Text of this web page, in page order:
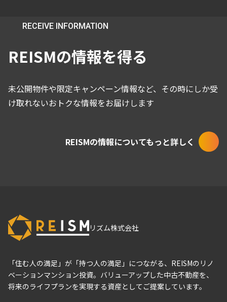
RECEIVE INFORMATION
REISMの情報を得る
未公開物件や限定キャンペーン情報など、その時にしか受
け取れないおトクな情報をお届けします
REISMの情報についてもっと詳しく
リズム株式会社
「住む人の満足」が「持つ人の満足」につながる、REISMのリノ
ベーションマンション投資。バリューアップした中古不動産を、
将来のライフプランを実現する資産としてご提案しています。